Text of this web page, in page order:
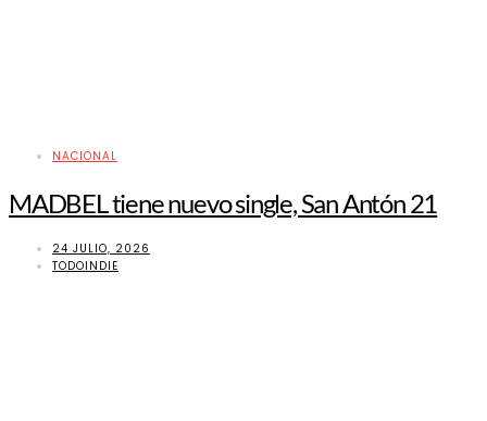
NACIONAL
MADBEL tiene nuevo single, San Antón 21
24 JULIO, 2026
TODOINDIE